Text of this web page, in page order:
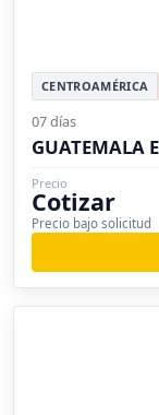
CENTROAMÉRICA
07 días
GUATEMALA
Precio
Cotizar
Precio bajo solicitud